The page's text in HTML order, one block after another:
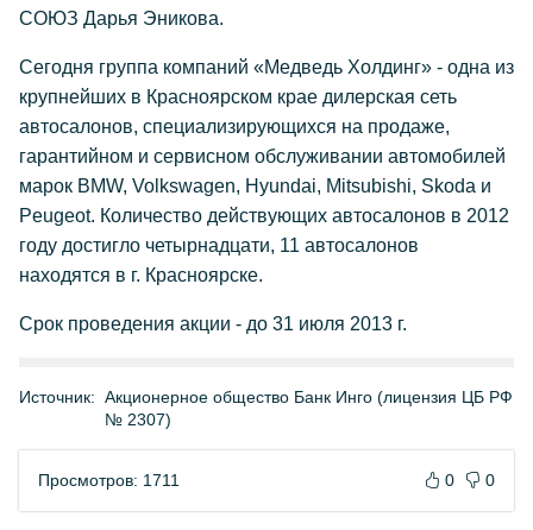
СОЮЗ Дарья Эникова.
Сегодня группа компаний «Медведь Холдинг» - одна из
крупнейших в Красноярском крае дилерская сеть
автосалонов, специализирующихся на продаже,
гарантийном и сервисном обслуживании автомобилей
марок BMW, Volkswagen, Hyundai, Mitsubishi, Skoda и
Peugeot. Количество действующих автосалонов в 2012
году достигло четырнадцати, 11 автосалонов
находятся в г. Красноярске.
Срок проведения акции - до 31 июля 2013 г.
Источник: Акционерное общество Банк Инго (лицензия ЦБ РФ
№ 2307)
Просмотров: 1711 0 0